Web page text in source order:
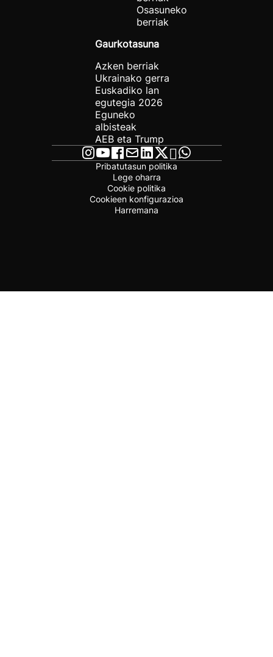
Osasuneko
berriak
Gaurkotasuna
Azken berriak
Ukrainako gerra
Euskadiko lan
egutegia 2026
Eguneko
albisteak
AEB eta Trump
Pribatutasun politika
Lege oharra
Cookie politika
Cookieen konfigurazioa
Harremana